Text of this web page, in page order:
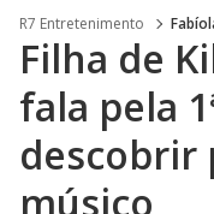
R7 Entretenimento
Filha de
fala pela
descobrir
músico